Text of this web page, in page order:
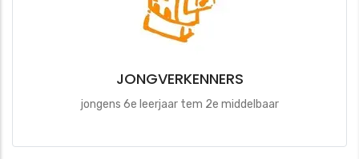
JONGVERKENNERS
jongens 6e leerjaar tem 2e middelbaar